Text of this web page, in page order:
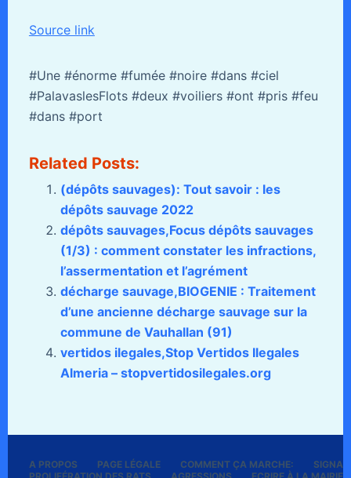
Source link
#Une #énorme #fumée #noire #dans #ciel
#PalavaslesFlots #deux #voiliers #ont #pris #feu
#dans #port
Related Posts:
(dépôts sauvages): Tout savoir : les
dépôts sauvage 2022
dépôts sauvages,Focus dépôts sauvages
(1/3) : comment constater les infractions,
l’assermentation et l’agrément
décharge sauvage,BIOGENIE : Traitement
d’une ancienne décharge sauvage sur la
commune de Vauhallan (91)
vertidos ilegales,Stop Vertidos Ilegales
Almeria – stopvertidosilegales.org
A PROPOS PAGE LÉGALE COMMENT ÇA MARCHE: